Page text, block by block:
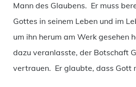
Mann des Glaubens. Er muss
Gottes in seinem Leben und im
um ihn herum am Werk gesehen
dazu veranlasste, der Botschaft
vertrauen. Er glaubte, dass Gott